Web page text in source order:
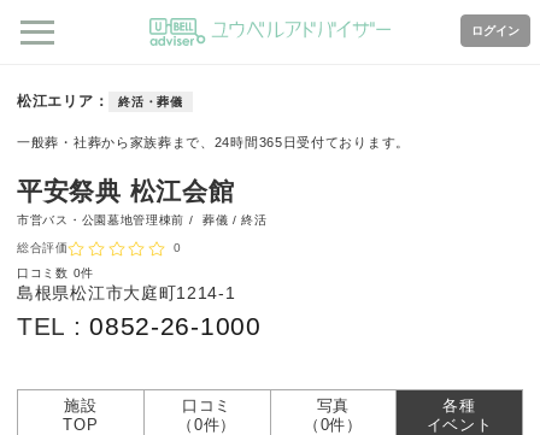
ログイン
松江エリア 終活・葬儀
一般葬・社葬から家族葬まで、24時間365日受付ております。
平安祭典 松江会館
市営バス・公園墓地管理棟前 / 葬儀 / 終活
総合評価
0
口コミ数 0件
島根県松江市大庭町1214-1
TEL :0852-26-1000
施設
TOP
口コミ
（0件）
写真
（0件）
各種
イベント